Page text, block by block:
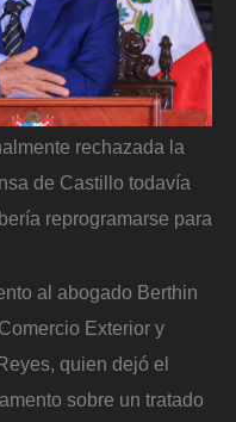
rechazada la
de Castillo todavía
reprogramarse para
al abogado Berthin
Exterior y
quien dejó el
sobre un tratado